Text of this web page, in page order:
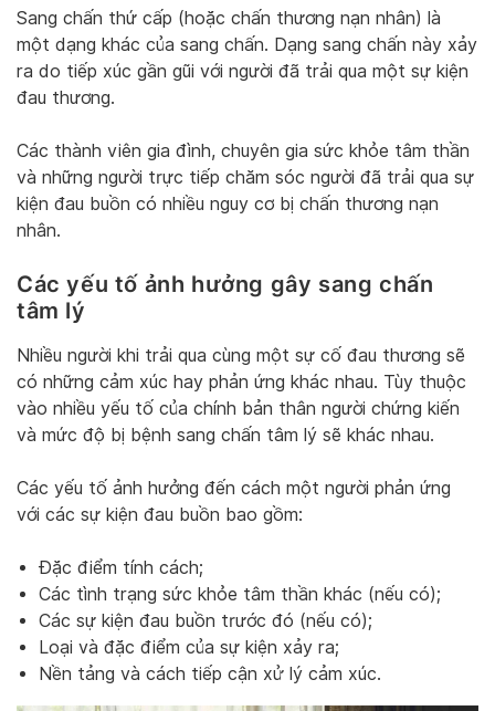
Sang chấn thứ cấp (hoặc chấn thương nạn nhân) là
một dạng khác của sang chấn. Dạng sang chấn này xảy
ra do tiếp xúc gần gũi với người đã trải qua một sự kiện
đau thương.
Các thành viên gia đình, chuyên gia sức khỏe tâm thần
và những người trực tiếp chăm sóc người đã trải qua sự
kiện đau buồn có nhiều nguy cơ bị chấn thương nạn
nhân.
Các yếu tố ảnh hưởng gây sang chấn
tâm lý
Nhiều người khi trải qua cùng một sự cố đau thương sẽ
có những cảm xúc hay phản ứng khác nhau. Tùy thuộc
vào nhiều yếu tố của chính bản thân người chứng kiến
và mức độ bị bệnh sang chấn tâm lý sẽ khác nhau.
Các yếu tố ảnh hưởng đến cách một người phản ứng
với các sự kiện đau buồn bao gồm:
Đặc điểm tính cách;
Các tình trạng sức khỏe tâm thần khác (nếu có);
Các sự kiện đau buồn trước đó (nếu có);
Loại và đặc điểm của sự kiện xảy ra;
Nền tảng và cách tiếp cận xử lý cảm xúc.